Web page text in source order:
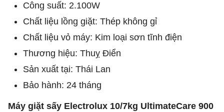
Công suất: 2.100W
Chất liệu lồng giặt: Thép không gỉ
Chất liệu vỏ máy: Kim loại sơn tĩnh điện
Thương hiệu: Thuỵ Điển
Sản xuất tại: Thái Lan
Bảo hành: 24 tháng
Máy giặt sấy Electrolux 10/7kg UltimateCare 900